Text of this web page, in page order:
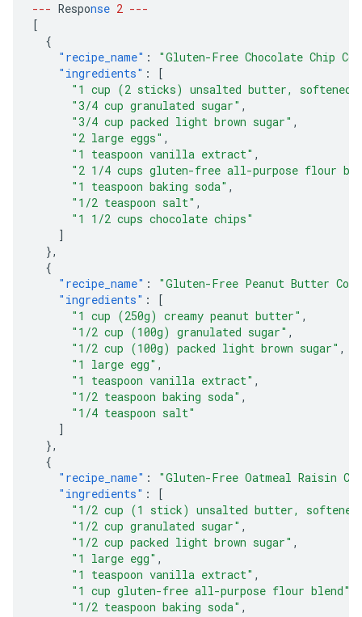
--- Response 2 ---
[
{
"recipe_name" :
"Gluten-Free Chocolate Chip
"ingredients" :
[
"1 cup (2 sticks) unsalted butter, softened"
"3/4 cup granulated sugar" ,
"3/4 cup packed light brown sugar" ,
"2 large eggs" ,
"1 teaspoon vanilla extract" ,
"2 1/4 cups gluten-free all-purpose flour
"1 teaspoon baking soda" ,
"1/2 teaspoon salt" ,
"1 1/2 cups chocolate chips"
]
},
{
"recipe_name" :
"Gluten-Free Peanut Butter
"ingredients" :
[
"1 cup (250g) creamy peanut butter" ,
"1/2 cup (100g) granulated sugar" ,
"1/2 cup (100g) packed light brown sugar" ,
"1 large egg" ,
"1 teaspoon vanilla extract" ,
"1/2 teaspoon baking soda" ,
"1/4 teaspoon salt"
]
},
{
"recipe_name" :
"Gluten-Free Oatmeal Raisin
"ingredients" :
[
"1/2 cup (1 stick) unsalted butter,
"1/2 cup granulated sugar" ,
"1/2 cup packed light brown sugar" ,
"1 large egg" ,
"1 teaspoon vanilla extract" ,
"1 cup gluten-free all-purpose flour blend"
"1/2 teaspoon baking soda" ,